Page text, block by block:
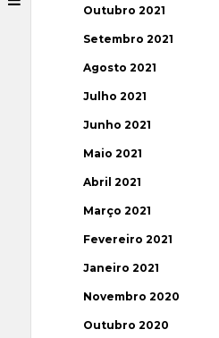
Outubro 2021
Setembro 2021
Agosto 2021
Julho 2021
Junho 2021
Maio 2021
Abril 2021
Março 2021
Fevereiro 2021
Janeiro 2021
Novembro 2020
Outubro 2020